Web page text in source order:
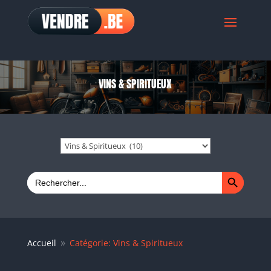
VINS & SPIRITUEUX
Search
for:
Search Button
Accueil 9 Catégorie: Vins & Spiritueux